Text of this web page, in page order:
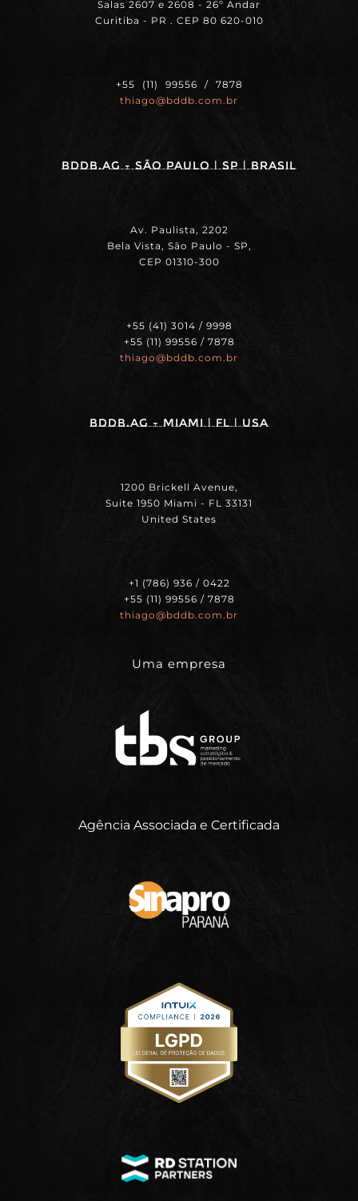
Salas 2607 e 2608 - 26º Andar
Curitiba - PR . CEP 80 620-010
+55 (11) 99556 / 7878
thiago@bddb.com.br
BDDB.ag - SÃO PAULO | SP | BRASIL
Av. Paulista, 2202
Bela Vista, São Paulo - SP,
CEP 01310-300
+55 (41) 3014 / 9998
+55 (11) 99556 / 7878
thiago@bddb.com.br
BDDB.ag - MIAMI | FL | USA
1200 Brickell Avenue,
Suite 1950 Miami - FL 33131
United States
+1 (786) 936 / 0422
+55 (11) 99556 / 7878
thiago@bddb.com.br
Uma empresa
Agência Associada e Certificada